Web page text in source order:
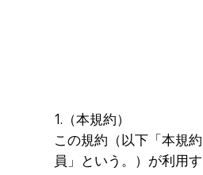
1.（本規約）
この規約（以下「本規
員」という。）が利用